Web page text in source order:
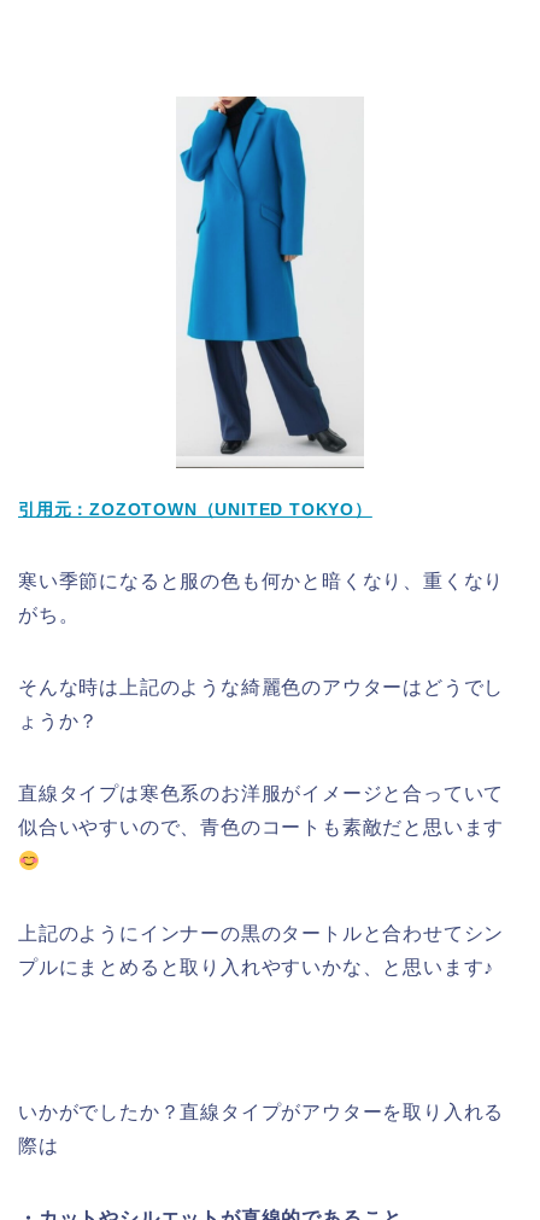
引用元：ZOZOTOWN（UNITED TOKYO）
寒い季節になると服の色も何かと暗くなり、重くなり
がち。
そんな時は上記のような綺麗色のアウターはどうでし
ょうか？
直線タイプは寒色系のお洋服がイメージと合っていて
似合いやすいので、青色のコートも素敵だと思います
上記のようにインナーの黒のタートルと合わせてシン
プルにまとめると取り入れやすいかな、と思います♪
いかがでしたか？直線タイプがアウターを取り入れる
際は